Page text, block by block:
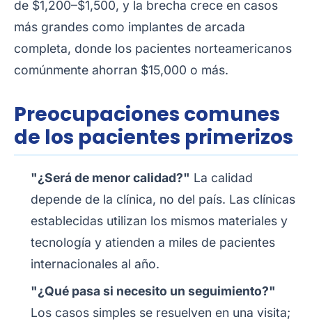
de $1,200–$1,500, y la brecha crece en casos
más grandes como implantes de arcada
completa, donde los pacientes norteamericanos
comúnmente ahorran $15,000 o más.
Preocupaciones comunes
de los pacientes primerizos
"¿Será de menor calidad?" La calidad
depende de la clínica, no del país. Las clínicas
establecidas utilizan los mismos materiales y
tecnología y atienden a miles de pacientes
internacionales al año.
"¿Qué pasa si necesito un seguimiento?"
Los casos simples se resuelven en una visita;